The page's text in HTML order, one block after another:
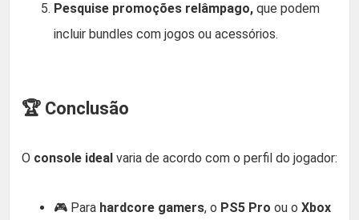
Pesquise promoções relâmpago, que podem
incluir bundles com jogos ou acessórios.
🏆 Conclusão
O console ideal varia de acordo com o perfil do jogador:
🎮 Para hardcore gamers, o PS5 Pro ou o Xbox